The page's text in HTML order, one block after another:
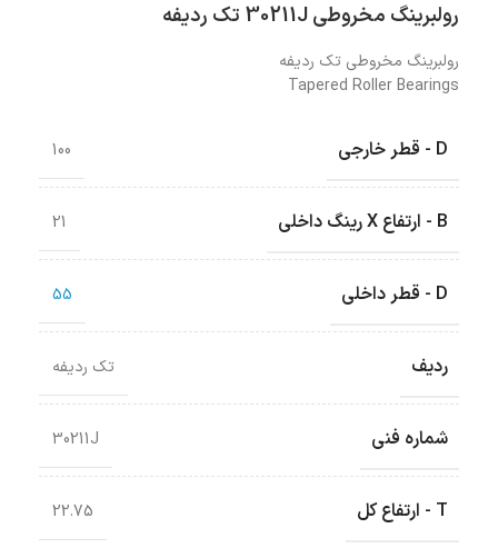
رولبرینگ‌ مخروطی 30211J تک ردیفه
رولبرینگ‌ مخروطی تک ردیفه
Tapered Roller Bearings
D - قطر خارجی 100
B - ارتفاع X رینگ داخلی 21
D - قطر داخلی 55
ردیف تک ردیفه
شماره فنی 30211J
T - ارتفاع کل 22.75